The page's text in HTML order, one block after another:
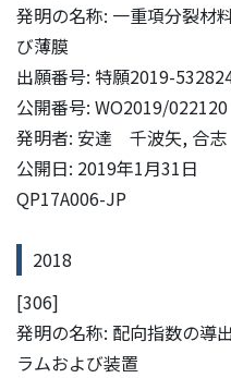
発明の名称: 一重項分裂材
び薄膜
出願番号: 特願2019-
公開番号: WO2019/022120
発明者: 安達 千波矢, 合
公開日: 2019年1月31日
QP17A006-JP
2018
[306]
発明の名称: 配向指数の導
ラムおよび装置